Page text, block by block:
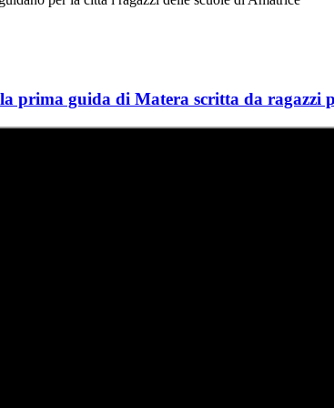
prima guida di Matera scritta da ragazzi